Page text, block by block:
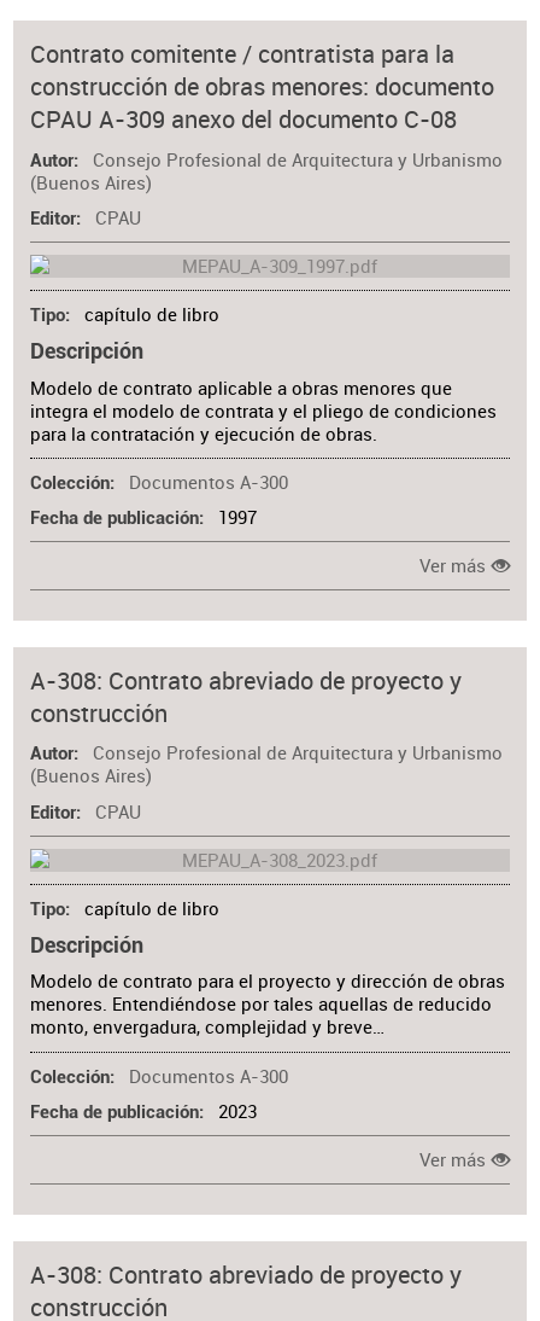
Contrato comitente / contratista para la
construcción de obras menores: documento
CPAU A-309 anexo del documento C-08
Autor
Consejo Profesional de Arquitectura y Urbanismo
(Buenos Aires)
Editor CPAU
Tipo capítulo de libro
Descripción
Modelo de contrato aplicable a obras menores que
integra el modelo de contrata y el pliego de condiciones
para la contratación y ejecución de obras.
Colección Documentos A-300
Fecha de publicación 1997
Ver más
A-308: Contrato abreviado de proyecto y
construcción
Autor
Consejo Profesional de Arquitectura y Urbanismo
(Buenos Aires)
Editor CPAU
Tipo capítulo de libro
Descripción
Modelo de contrato para el proyecto y dirección de obras
menores. Entendiéndose por tales aquellas de reducido
monto, envergadura, complejidad y breve…
Colección Documentos A-300
Fecha de publicación 2023
Ver más
A-308: Contrato abreviado de proyecto y
construcción